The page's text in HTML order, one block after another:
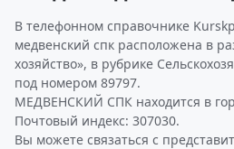
В телефонном справочнике
медвенский спк расположена в
хозяйство», в рубрике
под номером 89797.
МЕДВЕНСКИЙ СПК находится в
Почтовый индекс: 307030.
Вы можете связаться с